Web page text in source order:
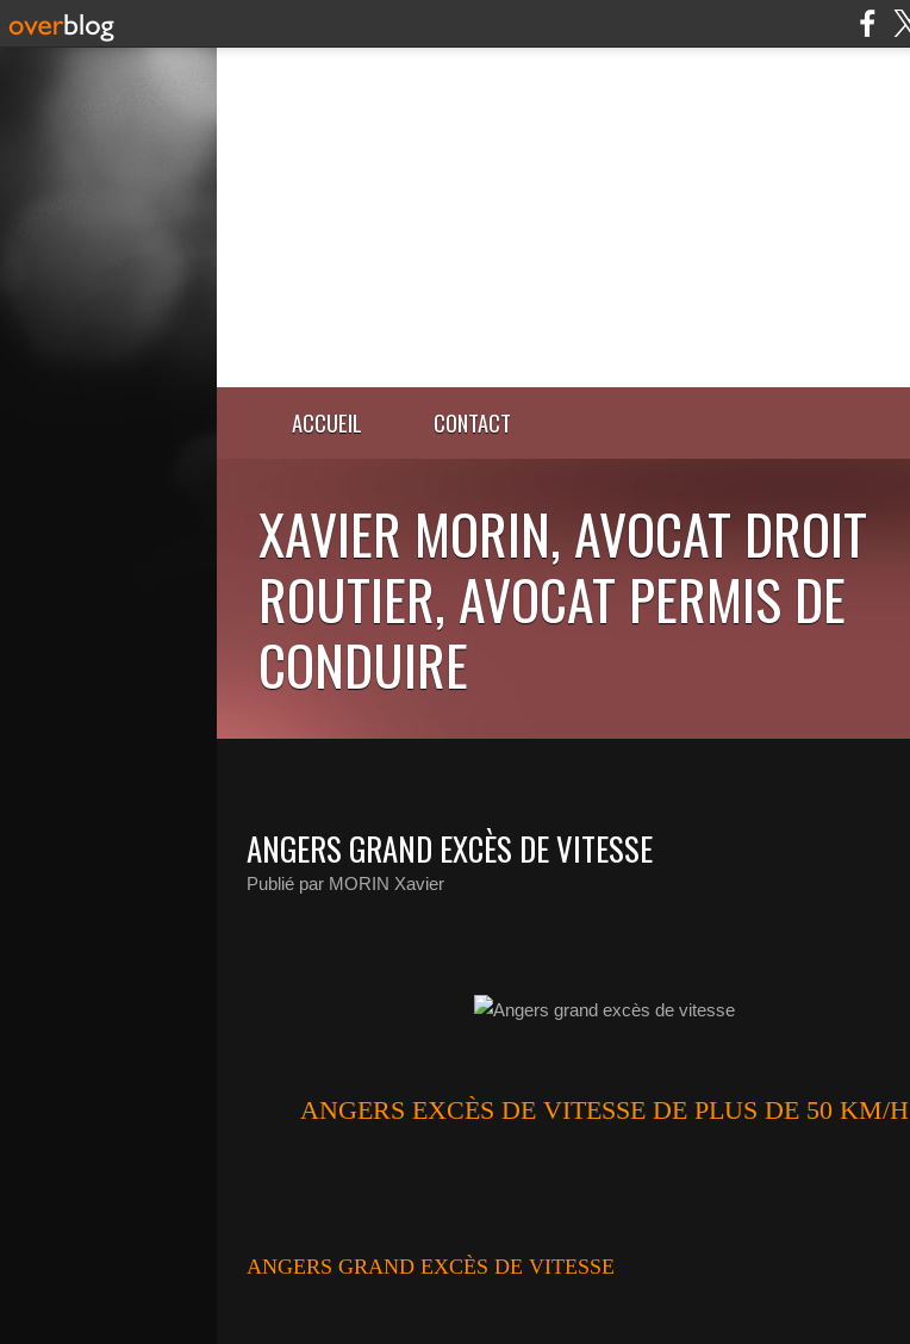
ACCUEIL CONTACT
XAVIER MORIN, AVOCAT DROIT
ROUTIER, AVOCAT PERMIS DE
CONDUIRE
ANGERS GRAND EXCÈS DE VITESSE
Publié par MORIN Xavier
ANGERS EXCÈS DE VITESSE DE PLUS DE 50 KM/H
ANGERS GRAND EXCÈS DE VITESSE